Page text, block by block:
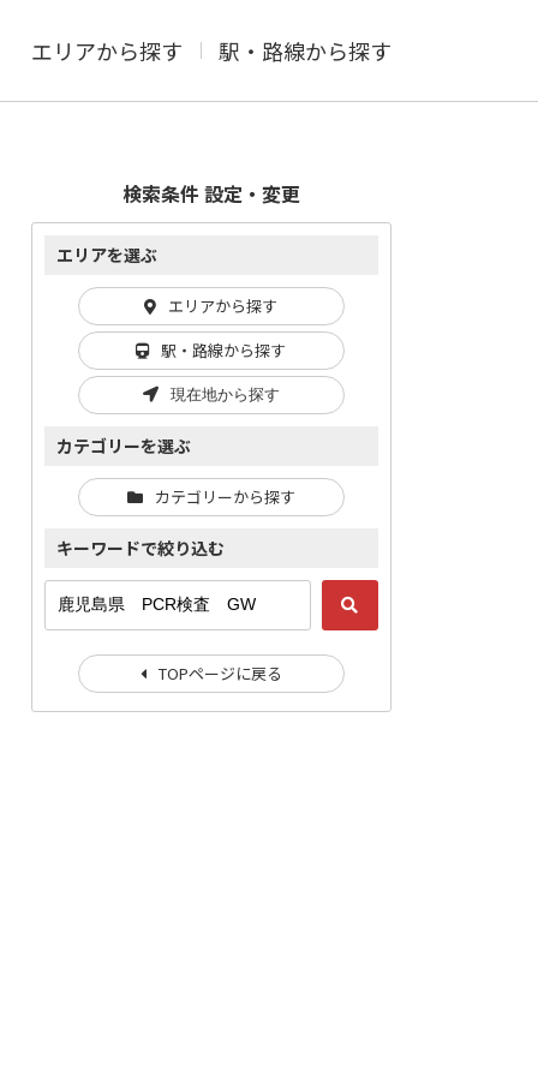
エリアから探す 駅・路線から探す
検索条件 設定・変更
エリアを選ぶ
エリアから探す
駅・路線から探す
現在地から探す
カテゴリーを選ぶ
カテゴリーから探す
キーワードで絞り込む
TOPページに戻る